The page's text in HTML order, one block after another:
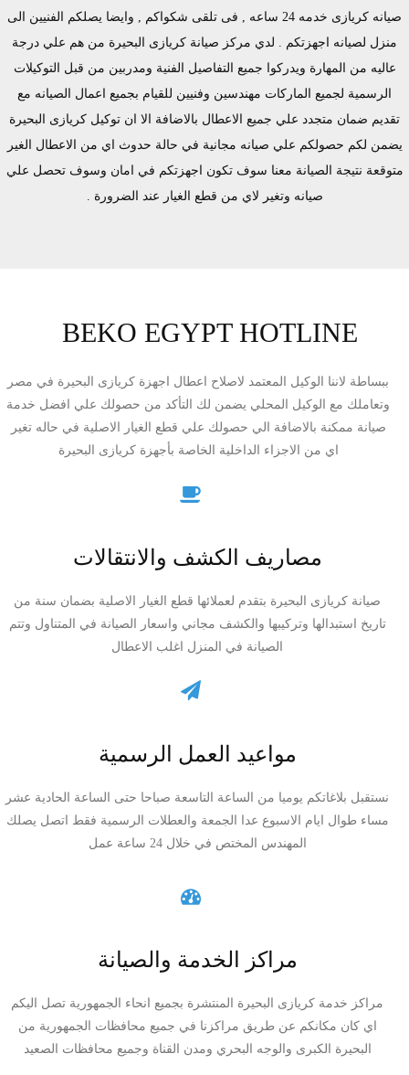
صيانه كريازى خدمه 24 ساعه , فى تلقى شكواكم , وايضا يصلكم الفنيين الى
منزل لصيانه اجهزتكم . لدي مركز صيانة كريازى البحيرة من هم علي درجة
عاليه من المهارة ويدركوا جميع التفاصيل الفنية ومدربين من قبل التوكيلات
الرسمية لجميع الماركات مهندسين وفنيين للقيام بجميع اعمال الصيانه مع
تقديم ضمان متجدد علي جميع الاعطال بالاضافة الا ان توكيل كريازى البحيرة
يضمن لكم حصولكم علي صيانه مجانية في حالة حدوث اي من الاعطال الغير
متوقعة نتيجة الصيانة معنا سوف تكون اجهزتكم في امان وسوف تحصل علي
صيانه وتغير لاي من قطع الغيار عند الضرورة .
BEKO EGYPT HOTLINE
ببساطة لاننا الوكيل المعتمد لاصلاح اعطال اجهزة كريازى البحيرة في مصر
وتعاملك مع الوكيل المحلي يضمن لك التأكد من حصولك علي افضل خدمة
صيانة ممكنة بالاضافة الي حصولك علي قطع الغيار الاصلية في حاله تغير
اي من الاجزاء الداخلية الخاصة بأجهزة كريازى البحيرة
مصاريف الكشف والانتقالات
صيانة كريازى البحيرة بتقدم لعملائها قطع الغيار الاصلية بضمان سنة من
تاريخ استبدالها وتركيبها والكشف مجاني واسعار الصيانة في المتناول وتتم
الصيانة في المنزل اغلب الاعطال
مواعيد العمل الرسمية
نستقبل بلاغاتكم يوميا من الساعة التاسعة صباحا حتى الساعة الحادية عشر
مساء طوال ايام الاسبوع عدا الجمعة والعطلات الرسمية فقط اتصل يصلك
المهندس المختص في خلال 24 ساعة عمل
مراكز الخدمة والصيانة
مراكز خدمة كريازى البحيرة المنتشرة بجميع انحاء الجمهورية تصل اليكم
اي كان مكانكم عن طريق مراكزنا في جميع محافظات الجمهورية من
البحيرة الكبرى والوجه البحري ومدن القناة وجميع محافظات الصعيد